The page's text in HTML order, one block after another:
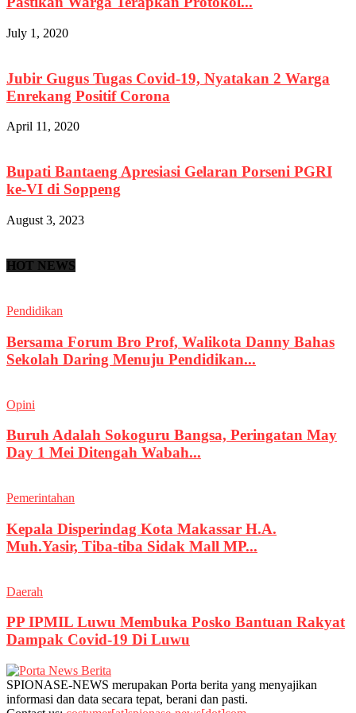
July 1, 2020
Jubir Gugus Tugas Covid-19, Nyatakan 2 Warga
Enrekang Positif Corona
April 11, 2020
Bupati Bantaeng Apresiasi Gelaran Porseni PGRI
ke-VI di Soppeng
August 3, 2023
HOT NEWS
Pendidikan
Bersama Forum Bro Prof, Walikota Danny Bahas
Sekolah Daring Menuju Pendidikan...
Opini
Buruh Adalah Sokoguru Bangsa, Peringatan May
Day 1 Mei Ditengah Wabah...
Pemerintahan
Kepala Disperindag Kota Makassar H.A.
Muh.Yasir, Tiba-tiba Sidak Mall MP...
Daerah
PP IPMIL Luwu Membuka Posko Bantuan Rakyat
Dampak Covid-19 Di Luwu
SPIONASE-NEWS merupakan Porta berita yang menyajikan
informasi dan data secara tepat, berani dan pasti.